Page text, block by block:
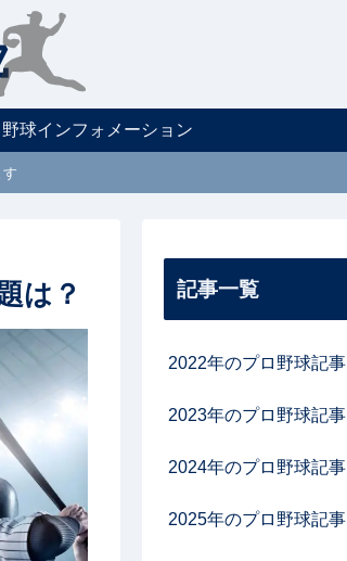
球インフォメーション
は？ 記事一覧
2022年のプロ野球記事
2023年のプロ野球記事
2024年のプロ野球記事
2025年のプロ野球記事